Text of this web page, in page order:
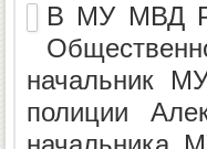
В МУ МВД
начальник
полиции